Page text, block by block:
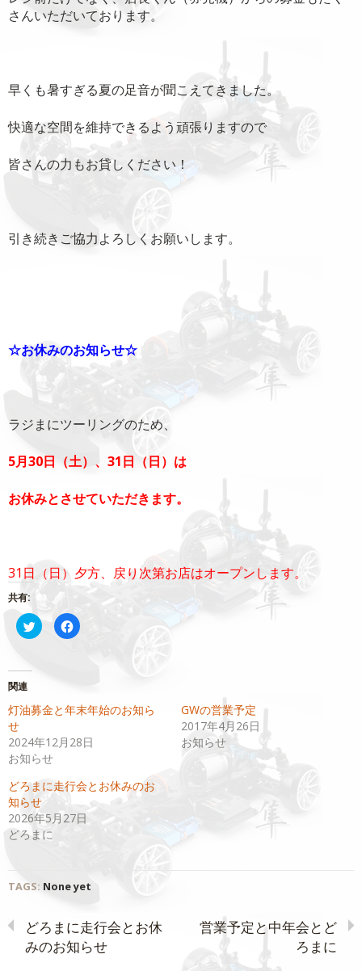
さんいただいております。
早くも暑すぎる夏の足音が聞こえてきました。
快適な空間を維持できるよう頑張りますので
皆さんの力もお貸しください！
引き続きご協力よろしくお願いします。
☆お休みのお知らせ☆
ラジまにツーリングのため、
5月30日（土）、31日（日）は
お休みとさせていただきます。
31日（日）夕方、戻り次第お店はオープンします。
共有:
ク
リ
有
(新
い
ウ
ィ
ン
ド
ウ
で
開
き
ま
す)
Facebook
で
リ
ッ
し
て
さ
い
し
い
ウ
開
き
関連
灯油募金と年末年始のお知ら
せ
2024年12月28日
お知らせ
GWの営業予定
2017年4月26日
お知らせ
どろまに走行会とお休みのお
知らせ
2026年5月27日
どろまに
TAGS: None yet
どろまに走行会とお休
みのお知らせ
営業予定と中年会とど
ろまに